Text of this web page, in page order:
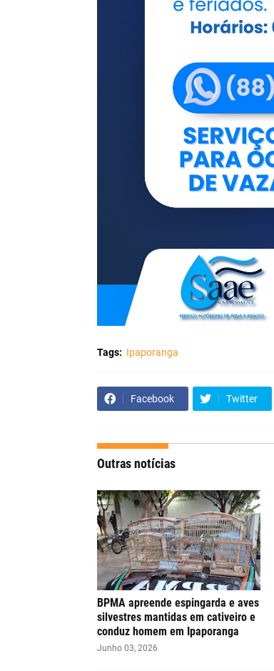
Tags: Ipaporanga
Facebook Twitter
Outras notícias
BPMA apreende espingarda e aves
silvestres mantidas em cativeiro e
conduz homem em Ipaporanga
Junho 03, 2026